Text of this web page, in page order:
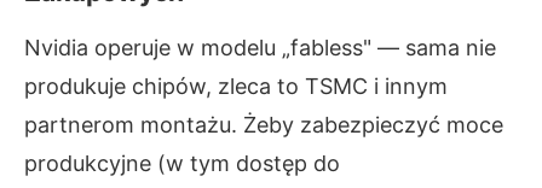
Nvidia operuje w modelu „fabless" — sama nie
produkuje chipów, zleca to TSMC i innym
partnerom montażu. Żeby zabezpieczyć moce
produkcyjne (w tym dostęp do